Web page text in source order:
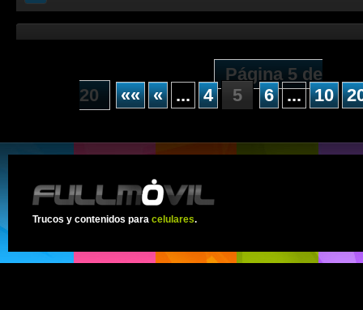
Página 5 de
20
«« « ... 4 5 6 ... 10
Trucos y contenidos para celulares.